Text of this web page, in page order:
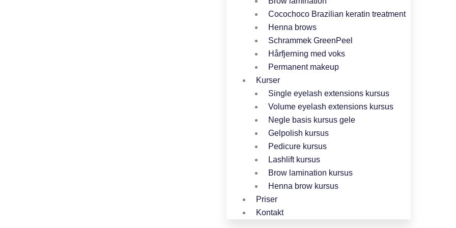
Cocochoco Brazilian keratin treatment
Henna brows
Schrammek GreenPeel
Hårfjerning med voks
Permanent makeup
Kurser
Single eyelash extensions kursus
Volume eyelash extensions kursus
Negle basis kursus gele
Gelpolish kursus
Pedicure kursus
Lashlift kursus
Brow lamination kursus
Henna brow kursus
Priser
Kontakt